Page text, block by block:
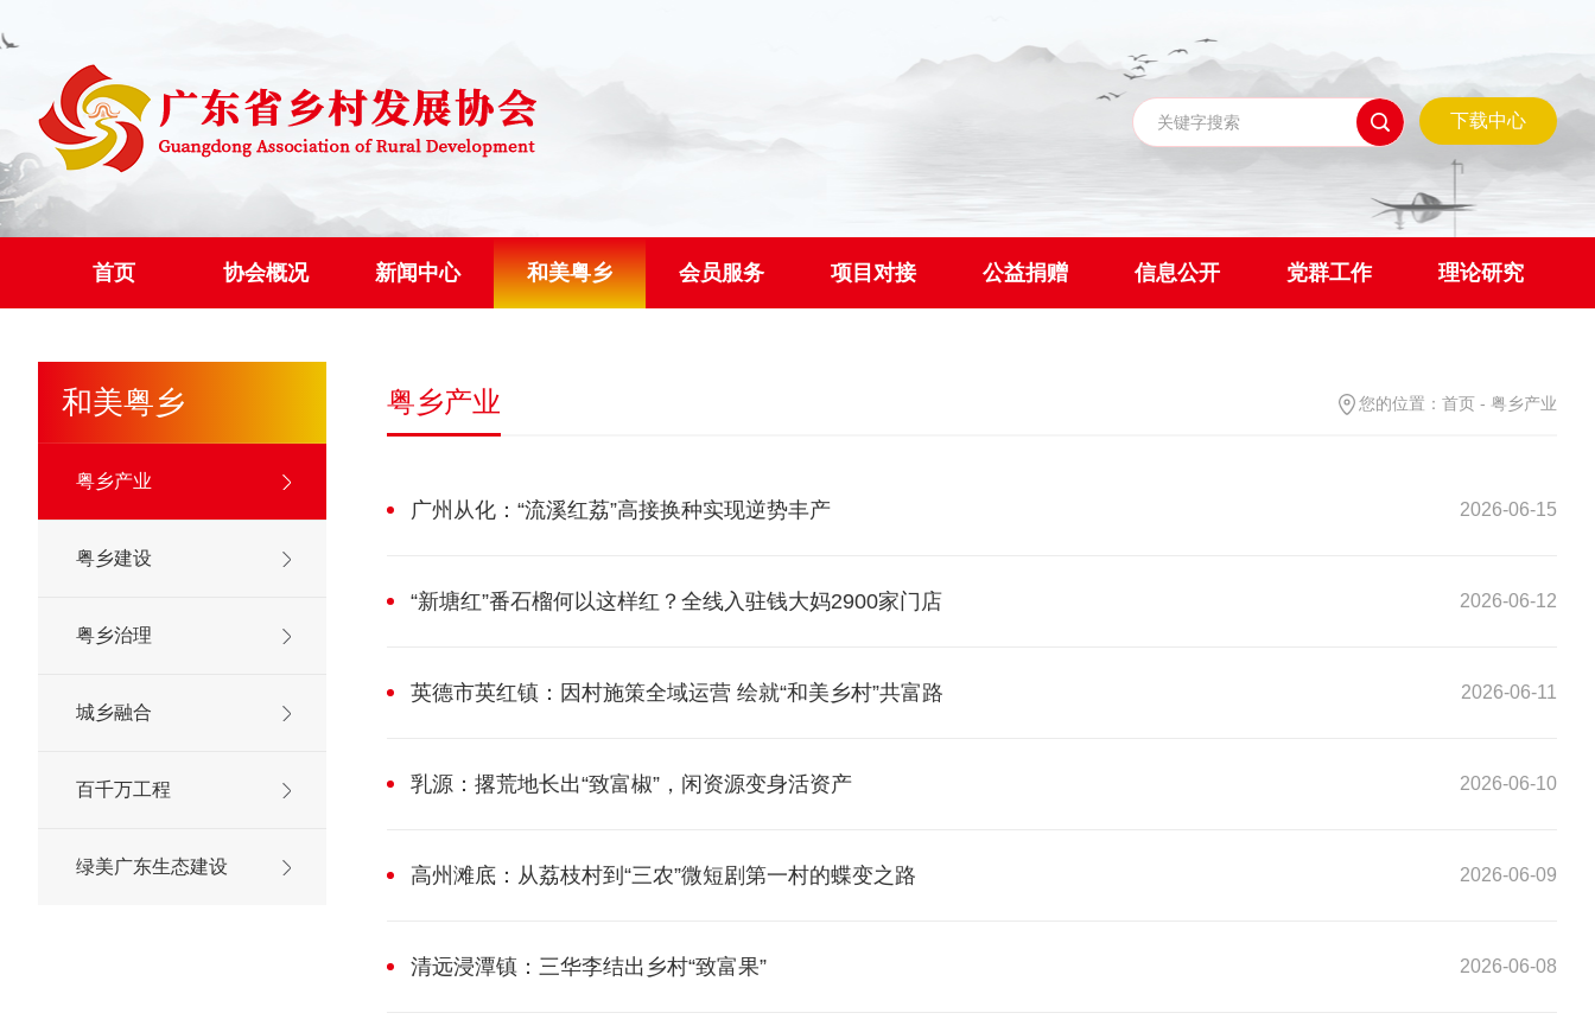
下载中心
首页 协会概况 新闻中心 和美粤乡 会员服务 项目对接 公益捐赠 信息公开 党群工作 理论研究
和美粤乡
粤乡产业
粤乡建设
粤乡治理
城乡融合
百千万工程
绿美广东生态建设
粤乡产业 您的位置： 首页 - 粤乡产业
2026-06-15
广州从化：“流溪红荔”高接换种实现逆势丰产
2026-06-12
“新塘红”番石榴何以这样红？全线入驻钱大妈2900家门店
2026-06-11
英德市英红镇：因村施策全域运营 绘就“和美乡村”共富路
2026-06-10
乳源：撂荒地长出“致富椒”，闲资源变身活资产
2026-06-09
高州滩底：从荔枝村到“三农”微短剧第一村的蝶变之路
2026-06-08
清远浸潭镇：三华李结出乡村“致富果”